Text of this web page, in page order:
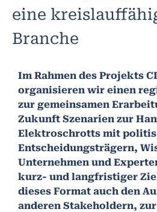
eine
Branche
Im Rahmen des Projekts
organisieren wir einen
zur gemeinsamen
Zukunft Szenarien zur
Elektroschrotts mit
Entscheidungsträgern,
Unternehmen und
kurz- und langfristiger
dieses Format auch den
anderen Stakeholdern,